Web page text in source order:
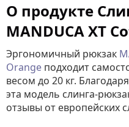
О продукте
MANDUCA XT
Эргономичный рюкзак
Orange подходит
весом до 20 кг.
эта модель слинга-
отзывы от европейских